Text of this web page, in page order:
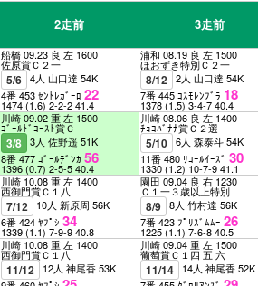
2走前 3走前
船橋 09.23 良 左 1600
佐原賞Ｃ２一
5/6 4人 山口達 54K
4番 453 ｾﾝﾄﾚｶﾞｰﾛ22
1474(1.6) 2-2-241.4
浦和 08.19 良 左 1500
ほおずき特別Ｃ２一
8/12 2人 山口達 54K
7番 445 ｺｽﾓﾚﾝﾌﾞﾗ 18
1378(1.5) 3-4-740.4
川崎 09.02 重 左 1500
ｺﾞｰﾙﾄﾞｺｰｽﾄ賞Ｃ
3/8 3人 佐野遥 51K
8番 477 ｺﾞｰﾙﾃﾞﾝｶ56
1396(0.7) 2-5-540.4
川崎 08.06 良 左 1400
ﾁｮｺﾊﾞﾅﾅ賞Ｃ２選
5/10 6人 森泰斗 54K
11番 480 ﾘｺｰﾙｲｰｽﾞ30
1330(1.2) 10-7-941.1
川崎 10.08 重 左 1400
西御門賞Ｃ１八
7/12
10人 新原周 56K
6番 424 ﾔﾌﾟｼ34
1339(1.1) 7-9-940.8
園田 09.04 良 右 1230
Ｃ１一３歳以上特別
8/9 8人 竹村達 56K
7番 423 ﾌﾟﾘｽﾞﾑﾑｰ26
1225(1.1) 7-6-840.5
川崎 10.08 重 左 1400
西御門賞Ｃ１八
11/12
12人 神尾香 53K
川崎 09.04 重 左 1500
葡萄賞Ｃ１四 五 六
11/14
14人 神尾香 52K